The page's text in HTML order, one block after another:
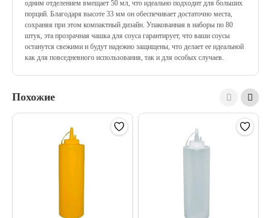
одним отделением вмещает 50 мл, что идеально подходит для больших
порций. Благодаря высоте 33 мм он обеспечивает достаточно места,
сохраняя при этом компактный дизайн. Упакованная в наборы по 80
штук, эта прозрачная чашка для соуса гарантирует, что ваши соусы
останутся свежими и будут надежно защищены, что делает ее идеальной
как для повседневного использования, так и для особых случаев.
Похожие